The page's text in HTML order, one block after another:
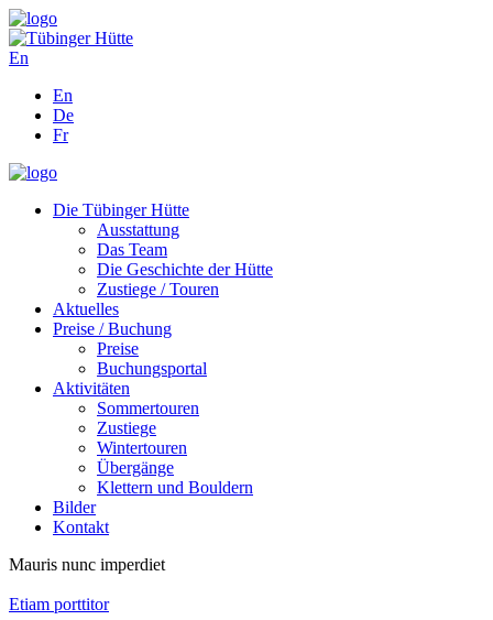
En
En
De
Fr
Die Tübinger Hütte
Ausstattung
Das Team
Die Geschichte der Hütte
Zustiege / Touren
Aktuelles
Preise / Buchung
Preise
Buchungsportal
Aktivitäten
Sommertouren
Zustiege
Wintertouren
Übergänge
Klettern und Bouldern
Bilder
Kontakt
Mauris nunc imperdiet
Etiam porttitor